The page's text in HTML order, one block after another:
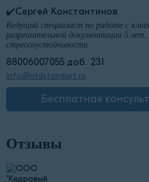
✔️Сергей Константинов
Ведущий специалист по работе с
разрешительной документации 5
стрессоустойчивости.
88006007055 доб. 231
info@ntdstandart.ru
Бесплатная
Отзывы